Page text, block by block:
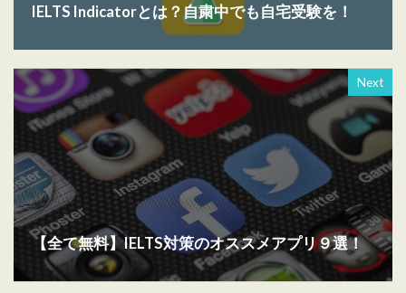
IELTS Indicatorとは？自粛中でも自宅受験を！
Next
【全て無料】IELTS対策のオススメアプリ９選！